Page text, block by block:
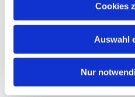
Cookies
Auswahl
Nur
Mehr erfahren
Fachausschüsse